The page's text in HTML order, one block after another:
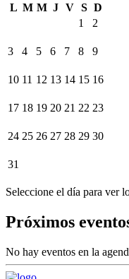
L M M J V S D
1
2
3 4 5 6 7 8 9
10 11 12 13 14 15 16
17 18 19 20 21 22 23
24 25 26 27 28 29 30
31
Seleccione el día para ver
Próximos
No hay eventos en la